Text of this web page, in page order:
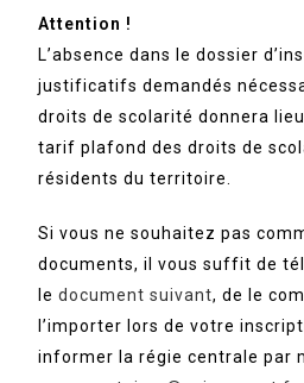
Attention !
L’absence dans le dossier
justificatifs demandés
droits de scolarité donnera
tarif plafond des droits de
résidents du territoire.
Si vous ne souhaitez pas
documents, il vous suffit de
ledocument suivant, de le
l’importer lors de votre
informer la régie centrale par